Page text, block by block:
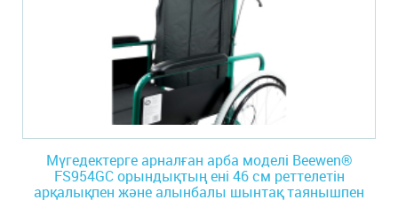
Мүгедектерге арналған арба моделі Beewen®
FS954GC орындықтың ені 46 см реттелетін
арқалықпен және алынбалы шынтақ таянышпен